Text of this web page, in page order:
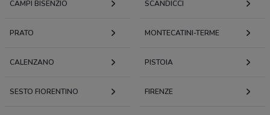
CAMPI BISENZIO SCANDICCI
PRATO MONTECATINI-TERME
CALENZANO PISTOIA
SESTO FIORENTINO FIRENZE